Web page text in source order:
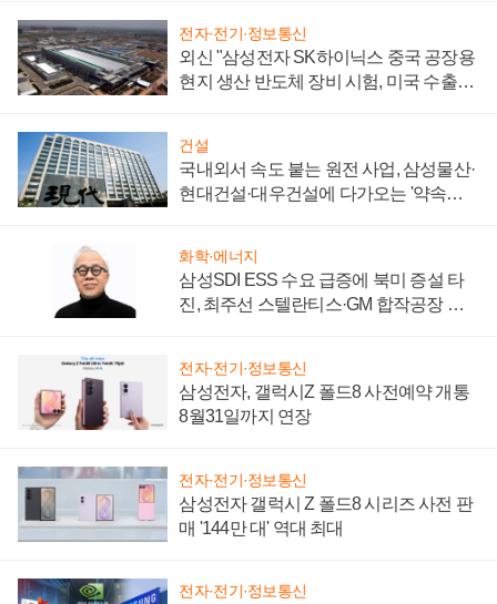
전자·전기·정보통신
외신 "삼성전자 SK하이닉스 중국 공장용
현지 생산 반도체 장비 시험, 미국 수출통
건설
국내외서 속도 붙는 원전 사업, 삼성물산·
현대건설·대우건설에 다가오는 '약속의
화학·에너지
삼성SDI ESS 수요 급증에 북미 증설 타
진, 최주선 스텔란티스·GM 합작공장 건
전자·전기·정보통신
삼성전자, 갤럭시Z 폴드8 사전예약 개통
8월31일까지 연장
전자·전기·정보통신
삼성전자 갤럭시 Z 폴드8 시리즈 사전 판
매 '144만 대' 역대 최대
전자·전기·정보통신